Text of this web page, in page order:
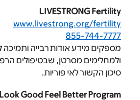
אודות רבייה ותמיכה למטופלים
שבטיפולים הרפואיים שעברו קיים
פוריות.
Look Good Feel